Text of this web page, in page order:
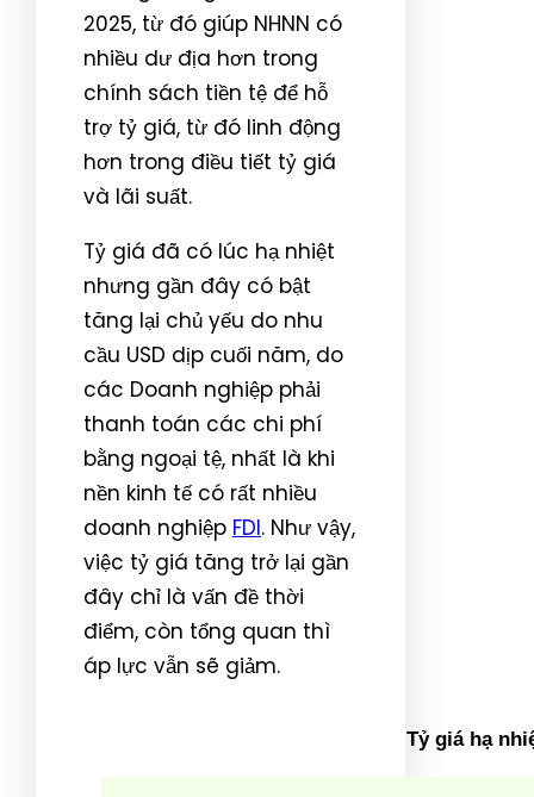
2025, từ đó giúp NHNN có
nhiều dư địa hơn trong
chính sách tiền tệ để hỗ
trợ tỷ giá, từ đó linh động
hơn trong điều tiết tỷ giá
và lãi suất.
Tỷ giá đã có lúc hạ nhiệt
nhưng gần đây có bật
tăng lại chủ yếu do nhu
cầu USD dịp cuối năm, do
các Doanh nghiệp phải
thanh toán các chi phí
bằng ngoại tệ, nhất là khi
nền kinh tế có rất nhiều
doanh nghiệp FDI. Như vậy,
việc tỷ giá tăng trở lại gần
đây chỉ là vấn đề thời
điểm, còn tổng quan thì
áp lực vẫn sẽ giảm.
Tỷ giá hạ